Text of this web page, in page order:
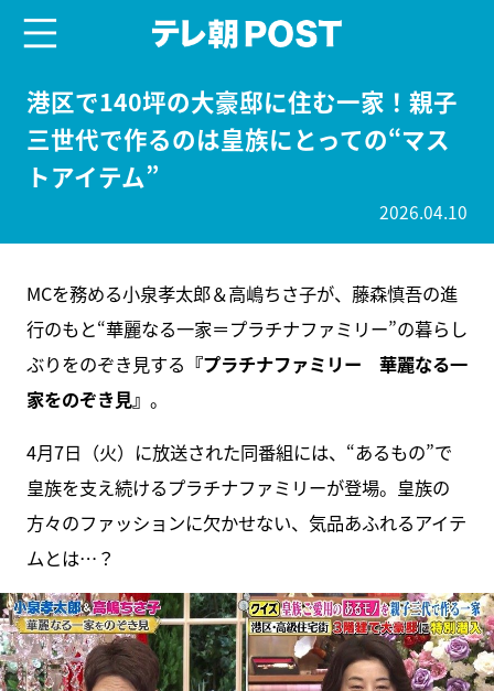
港区で140坪の大豪邸に住む一家！親子
三世代で作るのは皇族にとっての“マス
トアイテム”
2026.04.10
MCを務める小泉孝太郎＆高嶋ちさ子が、藤森慎吾の進
行のもと“華麗なる一家＝プラチナファミリー”の暮らし
ぶりをのぞき見する 『プラチナファミリー 華麗なる一
家をのぞき見』 。
4月7日（火）に放送された同番組には、“あるもの”で
皇族を支え続けるプラチナファミリーが登場。皇族の
方々のファッションに欠かせない、気品あふれるアイテ
ムとは…？